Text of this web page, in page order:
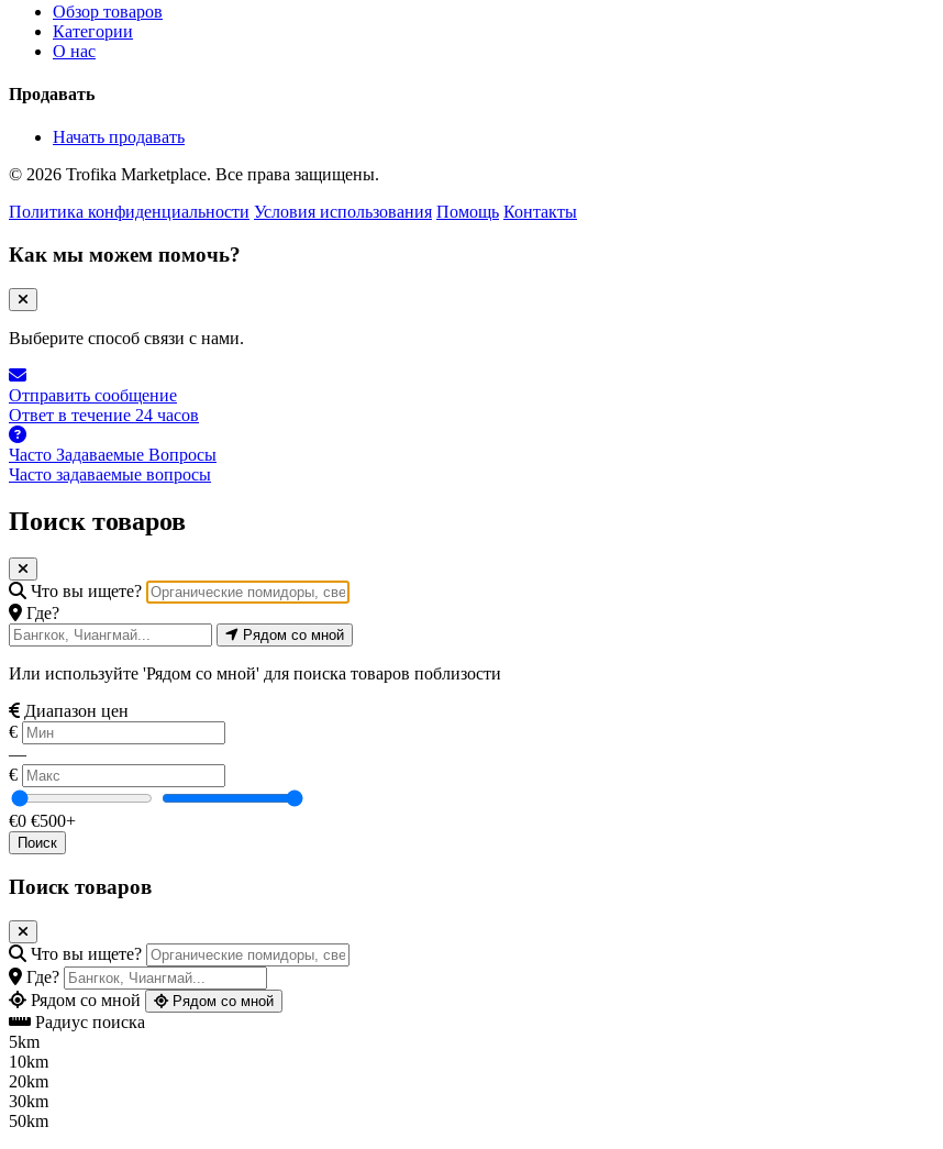
Обзор товаров
Категории
О нас
Продавать
Начать продавать
© 2026 Trofika Marketplace. Все права защищены.
Политика конфиденциальности Условия использования Помощь Контакты
Как мы можем помочь?
Выберите способ связи с нами.
Отправить сообщение
Ответ в течение 24 часов
Часто Задаваемые Вопросы
Часто задаваемые вопросы
Поиск товаров
Что вы ищете?
Где?
Рядом со мной
Или используйте 'Рядом со мной' для поиска товаров поблизости
Диапазон цен
€
—
€
€0 €500+
Поиск товаров
Что вы ищете?
Где?
Рядом со мной
Рядом со мной
Радиус поиска
5km
10km
20km
30km
50km